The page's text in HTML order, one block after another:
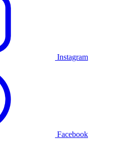
Instagram
Facebook